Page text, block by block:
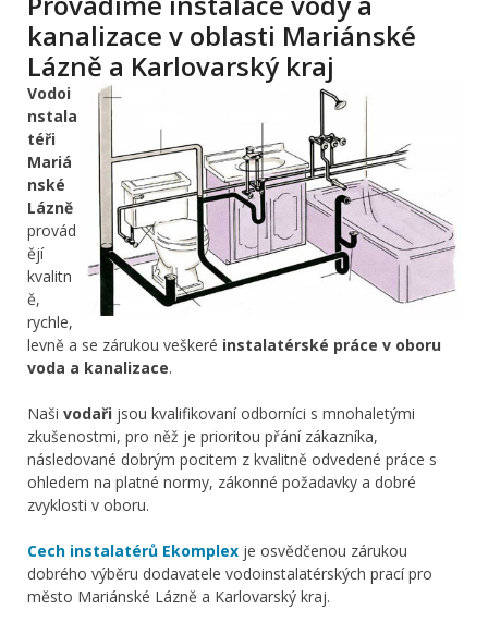
kanalizace v oblasti Mariánské
Lázně a Karlovarský kraj
Vodoi
nstala
téři
Mariá
nské
Lázně
provád
ějí
kvalitn
ě,
rychle,
levně a se zárukou veškeré instalatérské práce v oboru
voda a kanalizace.
Naši vodaři jsou kvalifikovaní odborníci s mnohaletými
zkušenostmi, pro něž je prioritou přání zákazníka,
následované dobrým pocitem z kvalitně odvedené práce s
ohledem na platné normy, zákonné požadavky a dobré
zvyklosti v oboru.
Cech instalatérů Ekomplex je osvědčenou zárukou
dobrého výběru dodavatele vodoinstalatérských prací pro
město Mariánské Lázně a Karlovarský kraj.